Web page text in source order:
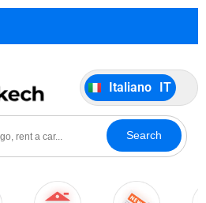
Search
Italiano IT
German DE
Português PT
Español ES